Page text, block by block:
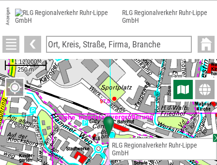
Anzeigen
RLG Regionalverkehr Ruhr-Lippe
GmbH
RLG Regionalverkehr Ruhr-Lippe
GmbH